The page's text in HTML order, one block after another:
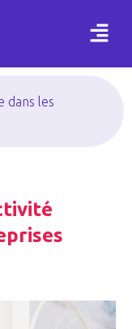
dans les